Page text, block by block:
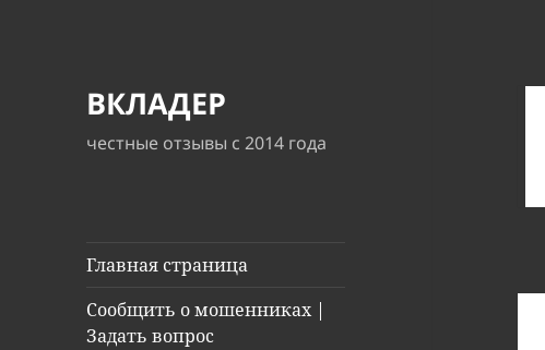
ВКЛАДЕР
честные отзывы с 2014 года
Главная страница
Сообщить о мошенниках |
Задать вопрос